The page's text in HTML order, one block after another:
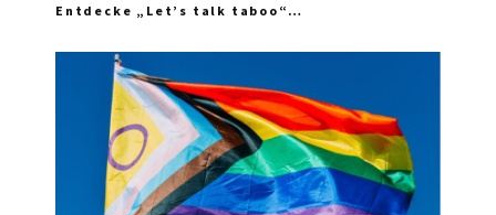
Entdecke „Let’s talk taboo“…